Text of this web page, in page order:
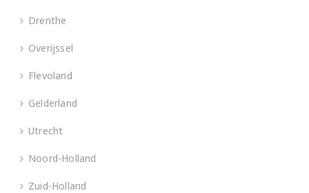
Drenthe
Overijssel
Flevoland
Gelderland
Utrecht
Noord-Holland
Zuid-Holland